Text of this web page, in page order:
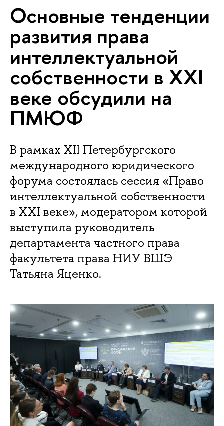
Основные тенденции
развития права
интеллектуальной
собственности в XXI
веке обсудили на
ПМЮФ
В рамках XII Петербургского
международного юридического
форума состоялась сессия «Право
интеллектуальной собственности
в XXI веке», модератором которой
выступила руководитель
департамента частного права
факультета права НИУ ВШЭ
Татьяна Яценко.